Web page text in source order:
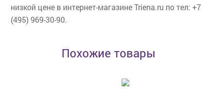
низкой цене в интернет-магазине Triena.ru по тел: +7
(495) 969-30-90.
Похожие товары